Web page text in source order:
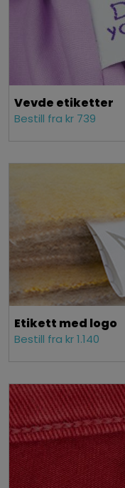
Vevde etiketter
Bestill fra kr 739
Etikett med logo
Bestill fra kr 1.140